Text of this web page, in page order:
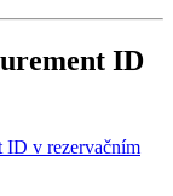
ID
ID v rezervačním